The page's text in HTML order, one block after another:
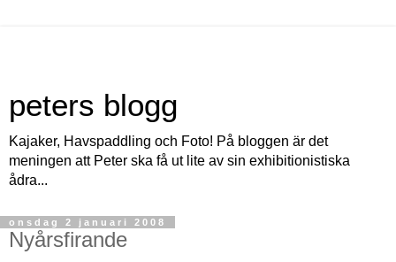
peters blogg
Kajaker, Havspaddling och Foto! På bloggen är det
meningen att Peter ska få ut lite av sin exhibitionistiska
ådra...
onsdag 2 januari 2008
Nyårsfirande